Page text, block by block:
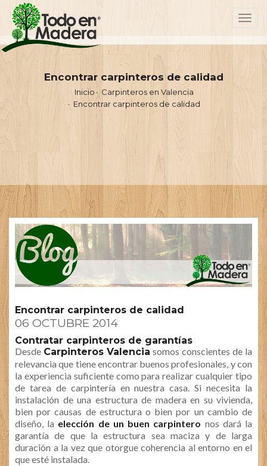
Encontrar carpinteros de calidad
Inicio
Carpinteros en Valencia
Encontrar carpinteros de calidad
Encontrar carpinteros de calidad
06 OCTUBRE 2014
Contratar carpinteros de garantías
Desde Carpinteros Valencia somos conscientes de la
relevancia que tiene encontrar buenos profesionales, y con
la experiencia suficiente como para realizar cualquier tipo
de tarea de carpintería en nuestra casa. Si necesita la
instalación de una estructura de madera en su vivienda,
bien por causas de estructura o bien por un cambio de
diseño, la elección de un buen carpintero nos dará la
garantía de que la estructura sea maciza y de larga
duración a la vez que otorgue coherencia al entorno en el
que esté instalada.